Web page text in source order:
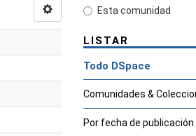
Esta comunidad
LISTAR
Todo DSpace
Comunidades &
Por fecha de publicación